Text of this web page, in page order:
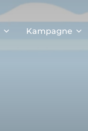
Kampagne